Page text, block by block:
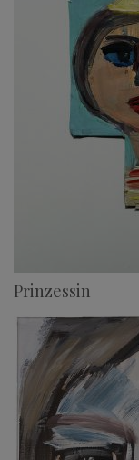
Prinzessin